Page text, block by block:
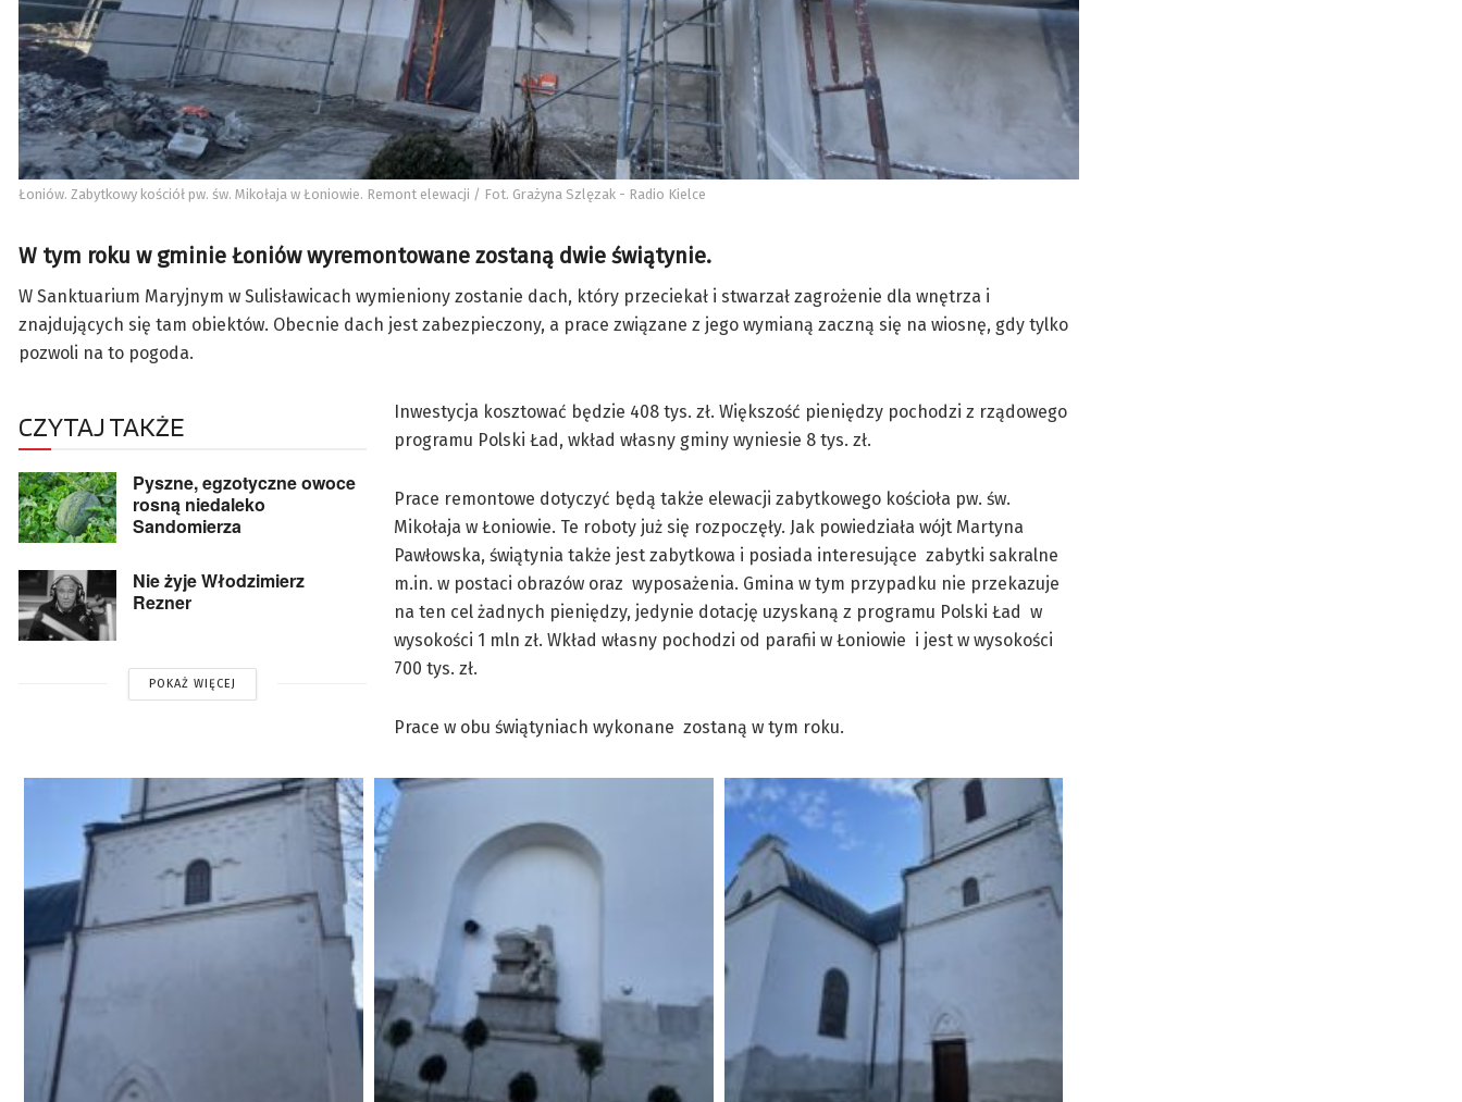
Łoniów. Zabytkowy kościół pw. św. Mikołaja w Łoniowie. Remont elewacji / Fot. Grażyna Szlęzak - Radio Kielce
W tym roku w gminie Łoniów wyremontowane zostaną dwie świątynie.
W Sanktuarium Maryjnym w Sulisławicach wymieniony zostanie dach, który przeciekał i stwarzał zagrożenie dla wnętrza i
znajdujących się tam obiektów. Obecnie dach jest zabezpieczony, a prace związane z jego wymianą zaczną się na wiosnę, gdy tylko
pozwoli na to pogoda.
CZYTAJ TAKŻE
Pyszne, egzotyczne owoce
rosną niedaleko
Sandomierza
Nie żyje Włodzimierz
Rezner
POKAŻ WIĘCEJ
Inwestycja kosztować będzie 408 tys. zł. Większość pieniędzy pochodzi z rządowego
programu Polski Ład, wkład własny gminy wyniesie 8 tys. zł.
Prace remontowe dotyczyć będą także elewacji zabytkowego kościoła pw. św.
Mikołaja w Łoniowie. Te roboty już się rozpoczęły. Jak powiedziała wójt Martyna
Pawłowska, świątynia także jest zabytkowa i posiada interesujące zabytki sakralne
m.in. w postaci obrazów oraz wyposażenia. Gmina w tym przypadku nie przekazuje
na ten cel żadnych pieniędzy, jedynie dotację uzyskaną z programu Polski Ład w
wysokości 1 mln zł. Wkład własny pochodzi od parafii w Łoniowie i jest w wysokości
700 tys. zł.
Prace w obu świątyniach wykonane zostaną w tym roku.